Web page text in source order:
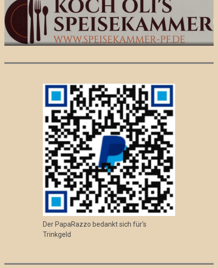
Der PapaRazzo bedankt sich für's
Trinkgeld